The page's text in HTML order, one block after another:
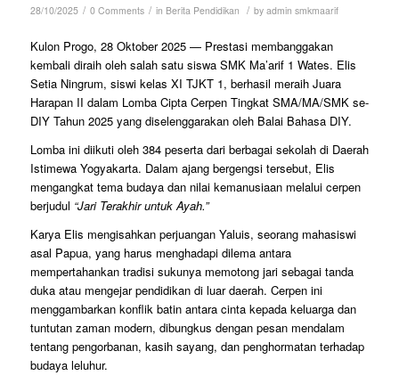
28/10/2025 / 0 Comments / in Berita Pendidikan / by admin smkmaarif
Kulon Progo, 28 Oktober 2025 — Prestasi membanggakan
kembali diraih oleh salah satu siswa SMK Ma’arif 1 Wates. Elis
Setia Ningrum, siswi kelas XI TJKT 1, berhasil meraih Juara
Harapan II dalam Lomba Cipta Cerpen Tingkat SMA/MA/SMK se-
DIY Tahun 2025 yang diselenggarakan oleh Balai Bahasa DIY.
Lomba ini diikuti oleh 384 peserta dari berbagai sekolah di Daerah
Istimewa Yogyakarta. Dalam ajang bergengsi tersebut, Elis
mengangkat tema budaya dan nilai kemanusiaan melalui cerpen
berjudul “Jari Terakhir untuk Ayah.”
Karya Elis mengisahkan perjuangan Yaluis, seorang mahasiswi
asal Papua, yang harus menghadapi dilema antara
mempertahankan tradisi sukunya memotong jari sebagai tanda
duka atau mengejar pendidikan di luar daerah. Cerpen ini
menggambarkan konflik batin antara cinta kepada keluarga dan
tuntutan zaman modern, dibungkus dengan pesan mendalam
tentang pengorbanan, kasih sayang, dan penghormatan terhadap
budaya leluhur.